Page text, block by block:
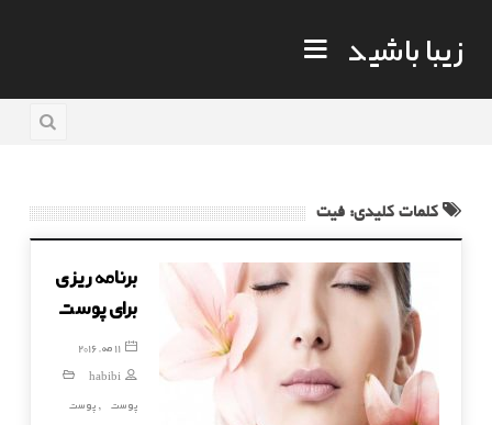
زیبا باشید
کلمات کلیدی: فیت
برنامه ریزی
برای پوست
11 مه, 2016
habibi
پوست
, پوست